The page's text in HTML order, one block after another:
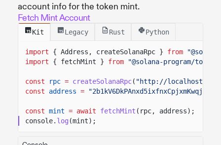
account info for the token mint.
Fetch Mint Account
Kit Legacy Rust Python
import { Address, createSolanaRpc } from
import
{ fetchMint } from "@solana-program/token-
const rpc = createSolanaRpc( "http://
const
address =
const mint = await fetchMint (rpc, address);
console. log (mint);